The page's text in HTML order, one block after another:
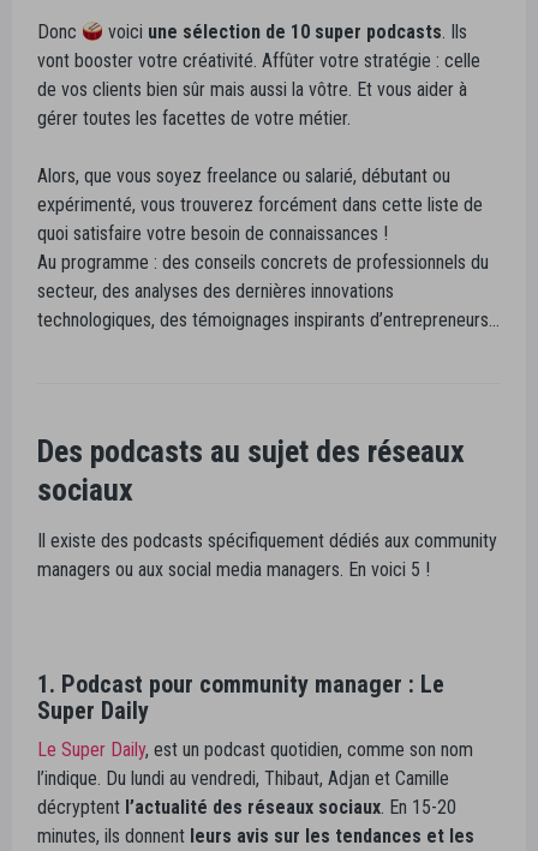
Donc voici une sélection de 10 super podcasts. Ils
vont booster votre créativité. Affûter votre stratégie : celle
de vos clients bien sûr mais aussi la vôtre. Et vous aider à
gérer toutes les facettes de votre métier.
Alors, que vous soyez freelance ou salarié, débutant ou
expérimenté, vous trouverez forcément dans cette liste de
quoi satisfaire votre besoin de connaissances !
Au programme : des conseils concrets de professionnels du
secteur, des analyses des dernières innovations
technologiques, des témoignages inspirants d’entrepreneurs…
Des podcasts au sujet des réseaux
sociaux
Il existe des podcasts spécifiquement dédiés aux community
managers ou aux social media managers. En voici 5 !
1. Podcast pour community manager : Le
Super Daily
Le Super Daily, est un podcast quotidien, comme son nom
l’indique. Du lundi au vendredi, Thibaut, Adjan et Camille
décryptent l’actualité des réseaux sociaux. En 15-20
minutes, ils donnent leurs avis sur les tendances et les